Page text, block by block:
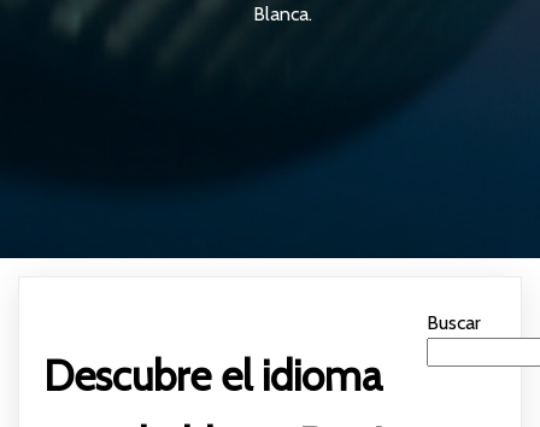
Blanca.
Descubre el idioma
Buscar